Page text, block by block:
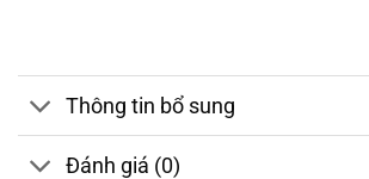
Thông tin bổ sung
Đánh giá (0)